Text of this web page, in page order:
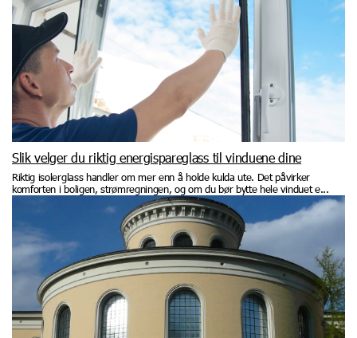
Slik velger du riktig energispareglass til vinduene dine
Riktig isolerglass handler om mer enn å holde kulda ute. Det påvirker
komforten i boligen, strømregningen, og om du bør bytte hele vinduet e...